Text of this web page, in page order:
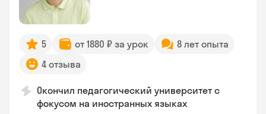
5 от 1880 ₽ за урок
8 лет опыта
4 отзыва
Окончил педагогический университет с
фокусом на иностранных языках